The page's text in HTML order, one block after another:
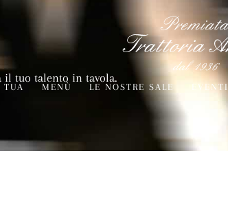
TUA MENÙ LE NOSTRE SALE EVENTI
il tuo talento in tavola.